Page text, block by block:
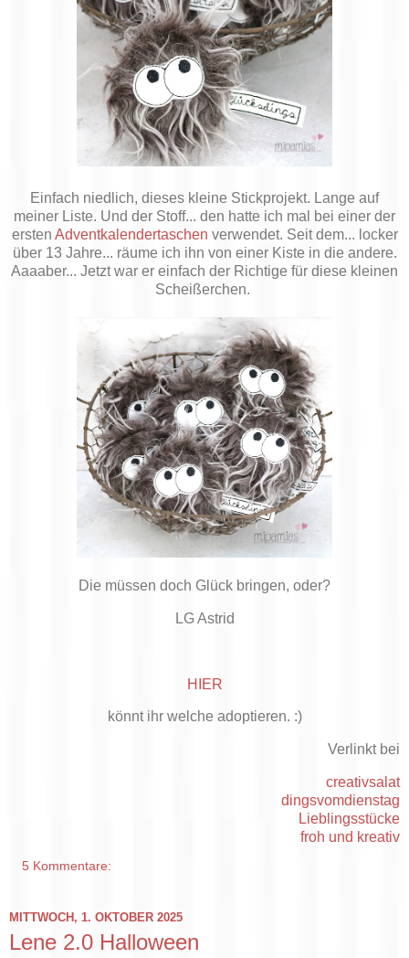
Einfach niedlich, dieses kleine Stickprojekt. Lange auf
meiner Liste. Und der Stoff... den hatte ich mal bei einer der
ersten Adventkalendertaschen verwendet. Seit dem... locker
über 13 Jahre... räume ich ihn von einer Kiste in die andere.
Aaaaber... Jetzt war er einfach der Richtige für diese kleinen
Scheißerchen.
Die müssen doch Glück bringen, oder?
LG Astrid
HIER
könnt ihr welche adoptieren. :)
Verlinkt bei
creativsalat
dingsvomdienstag
Lieblingsstücke
froh und kreativ
5 Kommentare:
MITTWOCH, 1. OKTOBER 2025
Lene 2.0 Halloween